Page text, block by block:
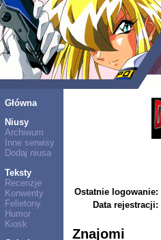
Główna
Niusy
Archiwum
Inne serwisy
Dodaj niusa
Teksty
Recenzje
Konwenty
Felietony
Humor
Kiosk
Ostatnie logowanie:
Data rejestracji:
Znajomi